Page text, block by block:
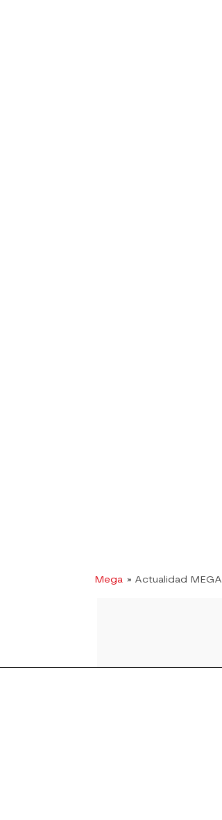
Mega » Actualidad MEGA